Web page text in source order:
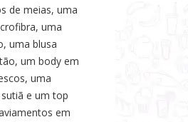
de meias, uma
uma
uma blusa
um body em
uma
e um top
em